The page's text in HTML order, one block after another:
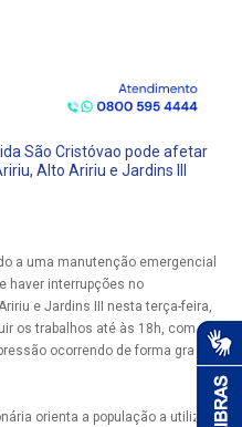
São Cristóvao pode afetar
Alto Aririu e Jardins III
a uma manutenção emergencial
haver interrupções no
e Jardins III nesta terça-feira,
os trabalhos até às 18h, com a
ocorrendo de forma gradual
orienta a população a utilizar a